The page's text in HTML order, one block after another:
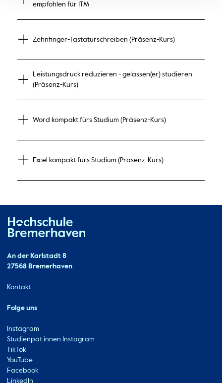
empfohlen für ITM
Zehnfinger-Tastaturschreiben (Präsenz-Kurs)
Leistungsdruck reduzieren - gelassen(er) studieren
(Präsenz-Kurs)
Word kompakt fürs Studium (Präsenz-Kurs)
Excel kompakt fürs Studium (Präsenz-Kurs)
Kontakt
An der Karlstadt 8
27568 Bremerhaven
Ressourcen
Kontakt
Folge uns
Instagram
Studienpat:innen Instagram
TikTok
YouTube
Facebook
LinkedIn